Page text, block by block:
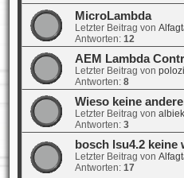
MicroLambda
Letzter Beitrag von
Antworten: 12
AEM Lambda
Letzter Beitrag von
Antworten: 8
Wieso keine
Letzter Beitrag von albiek
Antworten: 3
bosch lsu4.2
Letzter Beitrag von
Antworten: 17